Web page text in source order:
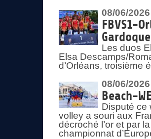
08/06/2026
FBVS1-
Les duos
Elsa Descamps/
d’Orléans, troisième
08/06/2026
Beach-
Disputé ce
volley a souri aux
décroché l’or et par
championnat